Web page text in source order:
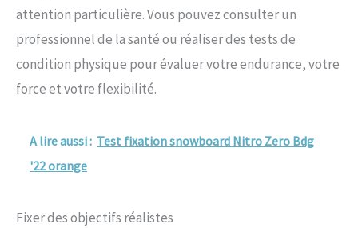
attention particulière. Vous pouvez consulter un
professionnel de la santé ou réaliser des tests de
condition physique pour évaluer votre endurance, votre
force et votre flexibilité.
A lire aussi : Test fixation snowboard Nitro Zero Bdg
'22 orange
Fixer des objectifs réalistes